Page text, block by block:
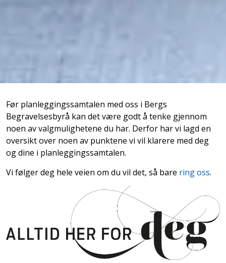
Før planleggingssamtalen med oss i Bergs
Begravelsesbyrå kan det være godt å tenke gjennom
noen av valgmulighetene du har. Derfor har vi lagd en
oversikt over noen av punktene vi vil klarere med deg
og dine i planleggingssamtalen.
Vi følger deg hele veien om du vil det, så bare ring oss.